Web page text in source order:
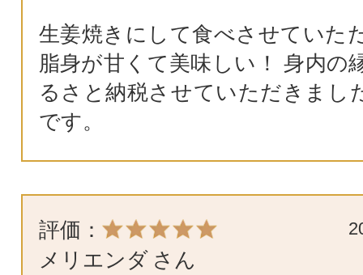
生姜焼きにして食べさせていた
脂身が甘くて美味しい！ 身内の
るさと納税させていただきまし
です。
評価：
メリエンダ さん